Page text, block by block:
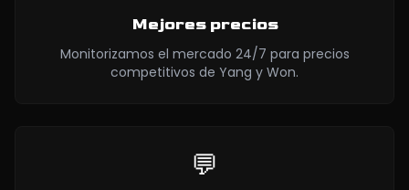
Mejores precios
Monitorizamos el mercado 24/7 para precios
competitivos de Yang y Won.
💬